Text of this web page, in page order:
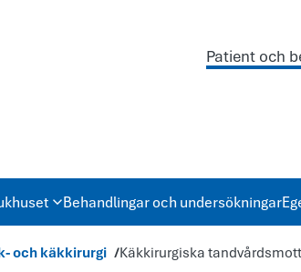
Patient och
Behandlingar och undersökningar
och käkkirurgi Käkkirurgiska